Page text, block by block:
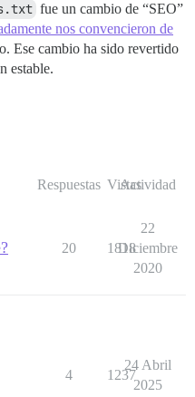
fue un cambio de “SEO”
nos convencieron de
Ese cambio ha sido revertido
estable.
Respuestas Vistas
Actividad
20 1818
22
Diciembre
2020
4 1237
24 Abril
2025